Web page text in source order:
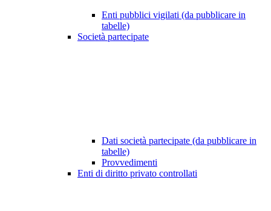
Enti pubblici vigilati (da pubblicare in
tabelle)
Società partecipate
Dati società partecipate (da pubblicare in
tabelle)
Provvedimenti
Enti di diritto privato controllati